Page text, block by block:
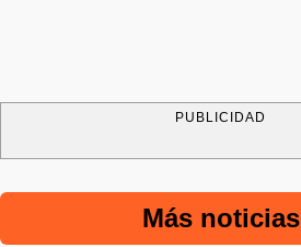
PUBLICIDAD
Más noticias